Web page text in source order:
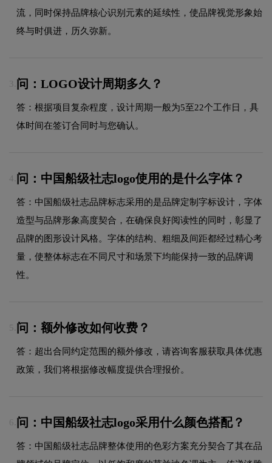
流，同时保持品牌核心识别元素的延续性，使品牌视觉形象始
终与时俱进，历久弥新。
3. 问：LOGO设计周期多久？
答：根据项目复杂程度，设计周期一般为5至22个工作日，具
体时间在签订合同时与您确认。
4. 问：中国船级社志logo使用的是什么字体？
答：中国船级社志品牌标志采用的是品牌定制字标设计，字体
造型与品牌形象高度契合，在确保良好阅读性的同时，彰显了
品牌的图形设计风格。字体的结构、粗细及间距都经过精心考
量，使整体标志在不同尺寸和场景下均能保持一致的品牌调
性。
5. 问：额外修改如何收费？
答：超出合同约定范围的额外修改，请咨询客服获取具体优惠
政策，我们将根据修改幅度提供合理报价。
6. 问：中国船级社志logo采用什么颜色搭配？
答：中国船级社志品牌整体使用的色彩方案充分契合了其在品